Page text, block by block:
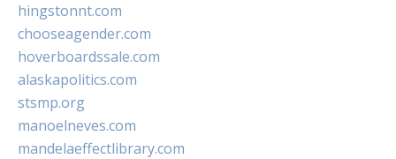
hingstonnt.com
chooseagender.com
hoverboardssale.com
alaskapolitics.com
stsmp.org
manoelneves.com
mandelaeffectlibrary.com